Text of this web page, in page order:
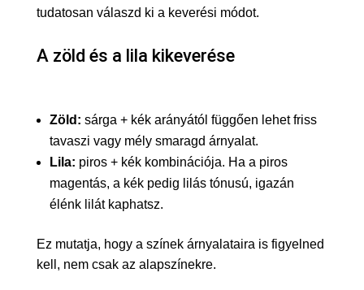
tudatosan válaszd ki a keverési módot.
A zöld és a lila kikeverése
Zöld: sárga + kék arányától függően lehet friss
tavaszi vagy mély smaragd árnyalat.
Lila: piros + kék kombinációja. Ha a piros
magentás, a kék pedig lilás tónusú, igazán
élénk lilát kaphatsz.
Ez mutatja, hogy a színek árnyalataira is figyelned
kell, nem csak az alapszínekre.